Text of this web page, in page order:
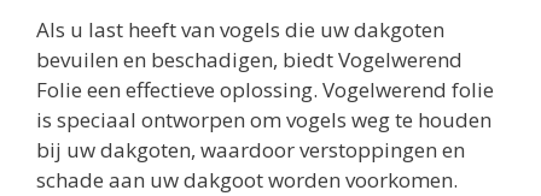
Als u last heeft van vogels die uw dakgoten
bevuilen en beschadigen, biedt Vogelwerend
Folie een effectieve oplossing. Vogelwerend folie
is speciaal ontworpen om vogels weg te houden
bij uw dakgoten, waardoor verstoppingen en
schade aan uw dakgoot worden voorkomen.